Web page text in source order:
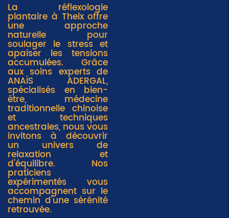
La réflexologie
plantaire à Theix offre
une approche
naturelle pour
soulager le stress et
apaiser les tensions
accumulées. Grâce
aux soins experts de
ANAÏS ADERGAL,
spécialisés en bien-
être, médecine
traditionnelle chinoise
et techniques
ancestrales, nous vous
invitons à découvrir
un univers de
relaxation et
d'équilibre. Nos
praticiens
expérimentés vous
accompagnent sur le
chemin d'une sérénité
retrouvée.